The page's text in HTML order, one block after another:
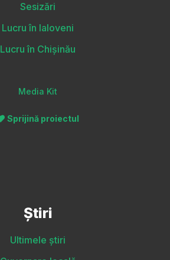
Sesizări
Lucru în Ialoveni
Lucru în Chișinău
Media Kit
Sprijină proiectul
Știri
Ultimele știri